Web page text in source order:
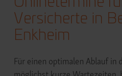
Versicherte in
Enkheim
Für einen optimalen Ablauf in